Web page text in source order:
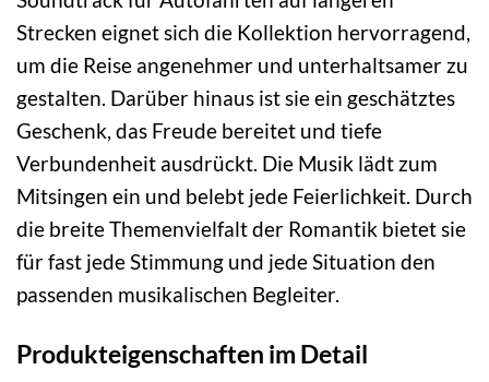
Strecken eignet sich die Kollektion hervorragend,
um die Reise angenehmer und unterhaltsamer zu
gestalten. Darüber hinaus ist sie ein geschätztes
Geschenk, das Freude bereitet und tiefe
Verbundenheit ausdrückt. Die Musik lädt zum
Mitsingen ein und belebt jede Feierlichkeit. Durch
die breite Themenvielfalt der Romantik bietet sie
für fast jede Stimmung und jede Situation den
passenden musikalischen Begleiter.
Produkteigenschaften im Detail